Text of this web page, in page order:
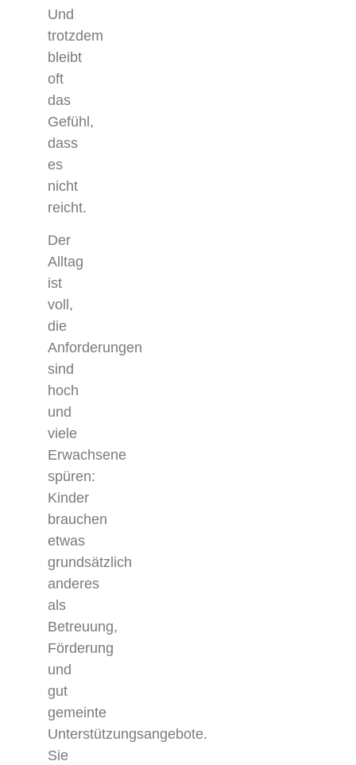
Und
trotzdem
bleibt
oft
das
Gefühl,
dass
es
nicht
reicht.
Der
Alltag
ist
voll,
die
Anforderungen
sind
hoch
und
viele
Erwachsene
spüren:
Kinder
brauchen
etwas
grundsätzlich
anderes
als
Betreuung,
Förderung
und
gut
gemeinte
Unterstützungsangebote.
Sie